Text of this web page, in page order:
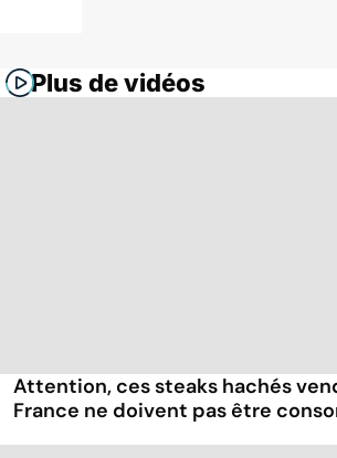
Plus de vidéos
Attention, ces steaks hachés
France ne doivent pas être